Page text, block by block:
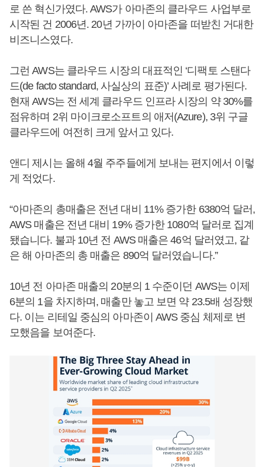
로 쓴 혁신가였다. AWS가 아마존의 클라우드 사업부로
시작된 건 2006년. 20년 가까이 아마존을 떠받친 거대한
비즈니스였다.
그런 AWS는 클라우드 시장의 대표적인 ‘디팩토 스탠다
드(de facto standard, 사실상의 표준)’ 사례로 평가된다.
현재 AWS는 전 세계 클라우드 인프라 시장의 약 30%를
점유하며 2위 마이크로소프트의 애저(Azure), 3위 구글
클라우드에 여전히 크게 앞서고 있다.
앤디 제시는 올해 4월 주주들에게 보내는 편지에서 이렇
게 적었다.
“아마존의 총매출은 전년 대비 11% 증가한 6380억 달러,
AWS 매출은 전년 대비 19% 증가한 1080억 달러로 집계
됐습니다. 불과 10년 전 AWS 매출은 46억 달러였고, 같
은 해 아마존의 총 매출은 890억 달러였습니다.”
10년 전 아마존 매출의 20분의 1 수준이던 AWS는 이제
6분의 1을 차지하며, 매출만 놓고 보면 약 23.5배 성장했
다. 이는 리테일 중심의 아마존이 AWS 중심 체제로 변
모했음을 보여준다.